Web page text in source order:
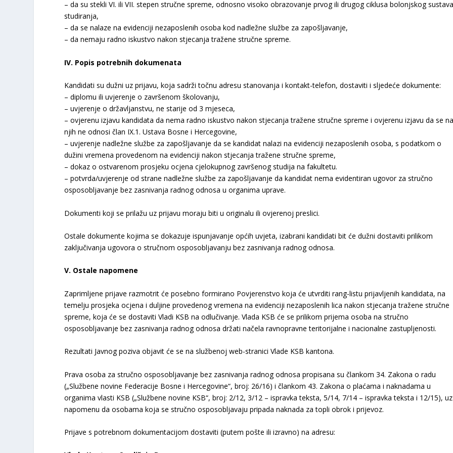
– da su stekli VI. ili VII. stepen stručne spreme, odnosno visoko obrazovanje prvog ili drugog ciklusa bolonjskog
studiranja,
– da se nalaze na evidenciji nezaposlenih osoba kod nadležne službe za zapošljavanje,
– da nemaju radno iskustvo nakon stjecanja tražene stručne spreme.
IV. Popis potrebnih dokumenata
Kandidati su dužni uz prijavu, koja sadrži točnu adresu stanovanja i kontakt-telefon, dostaviti i sljedeće dokumente:
– diplomu ili uvjerenje o završenom školovanju,
– uvjerenje o državljanstvu, ne starije od 3 mjeseca,
– ovjerenu izjavu kandidata da nema radno iskustvo nakon stjecanja tražene stručne spreme i ovjerenu izjavu da se
njih ne odnosi član IX.1. Ustava Bosne i Hercegovine,
– uvjerenje nadležne službe za zapošljavanje da se kandidat nalazi na evidenciji nezaposlenih osoba, s podatkom o
dužini vremena provedenom na evidenciji nakon stjecanja tražene stručne spreme,
– dokaz o ostvarenom prosjeku ocjena cjelokupnog završenog studija na fakultetu.
– potvrda/uvjerenje od strane nadležne službe za zapošljavanje da kandidat nema evidentiran ugovor za stručno
osposobljavanje bez zasnivanja radnog odnosa u organima uprave.
Dokumenti koji se prilažu uz prijavu moraju biti u originalu ili ovjerenoj preslici.
Ostale dokumente kojima se dokazuje ispunjavanje općih uvjeta, izabrani kandidati bit će dužni dostaviti prilikom
zaključivanja ugovora o stručnom osposobljavanju bez zasnivanja radnog odnosa.
V. Ostale napomene
Zaprimljene prijave razmotrit će posebno formirano Povjerenstvo koja će utvrditi rang-listu prijavljenih kandidata, na
temelju prosjeka ocjena i duljine provedenog vremena na evidenciji nezaposlenih lica nakon stjecanja tražene stručne
spreme, koja će se dostaviti Vladi KSB na odlučivanje. Vlada KSB će se prilikom prijema osoba na stručno
osposobljavanje bez zasnivanja radnog odnosa držati načela ravnopravne teritorijalne i nacionalne zastupljenosti.
Rezultati Javnog poziva objavit će se na službenoj web-stranici Vlade KSB kantona.
Prava osoba za stručno osposobljavanje bez zasnivanja radnog odnosa propisana su člankom 34. Zakona o radu
(„Službene novine Federacije Bosne i Hercegovine“, broj: 26/16) i člankom 43. Zakona o plaćama i naknadama u
organima vlasti KSB („Službene novine KSB“, broj: 2/12, 3/12 – ispravka teksta, 5/14, 7/14 – ispravka teksta i 12/15), uz
napomenu da osobama koja se stručno osposobljavaju pripada naknada za topli obrok i prijevoz.
Prijave s potrebnom dokumentacijom dostaviti (putem pošte ili izravno) na adresu: